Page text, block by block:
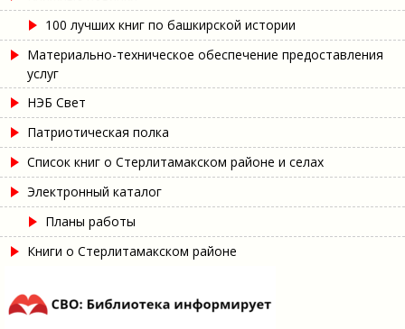
100 лучших книг по башкирской истории
Материально-техническое обеспечение предоставления
услуг
НЭБ Свет
Патриотическая полка
Список книг о Стерлитамакском районе и селах
Электронный каталог
Планы работы
Книги о Стерлитамакском районе